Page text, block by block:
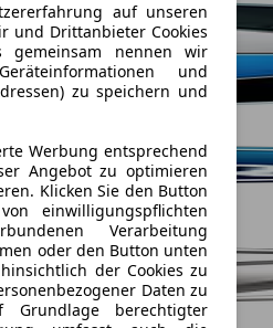
auf unseren
und Drittanbieter Cookies
gemeinsam nennen wir
und
zu speichern und
Werbung entsprechend
Angebot zu optimieren
Klicken Sie den Button
einwilligungspflichten
Verarbeitung
oder den Button unten
der Cookies zu
Daten zu
Grundlage berechtigter